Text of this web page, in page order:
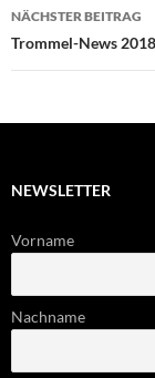
NÄCHSTER BEITRAG
Trommel-News
NEWSLETTER
Vorname
Nachname